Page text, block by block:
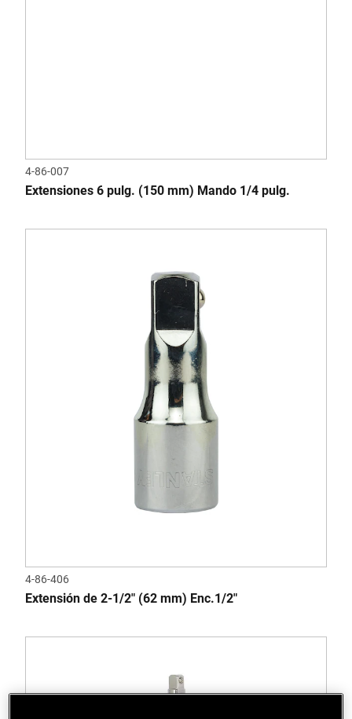
4-86-007
Extensiones 6 pulg. (150 mm) Mando 1/4 pulg.
4-86-406
Extensión de 2-1/2" (62 mm) Enc.1/2"